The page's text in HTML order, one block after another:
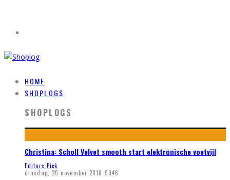
HOME
SHOPLOGS
SHOPLOGS
Christina: Scholl Velvet smooth start elektronische voetvijl
Editors Pick
dinsdag, 20 november 2018 9046